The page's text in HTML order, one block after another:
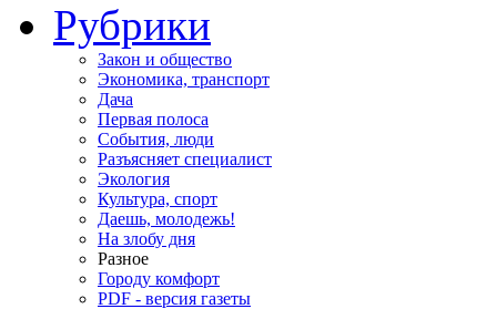
Рубрики
Закон и общество
Экономика, транспорт
Дача
Первая полоса
События, люди
Разъясняет специалист
Экология
Культура, спорт
Даешь, молодежь!
На злобу дня
Разное
Городу комфорт
PDF - версия газеты